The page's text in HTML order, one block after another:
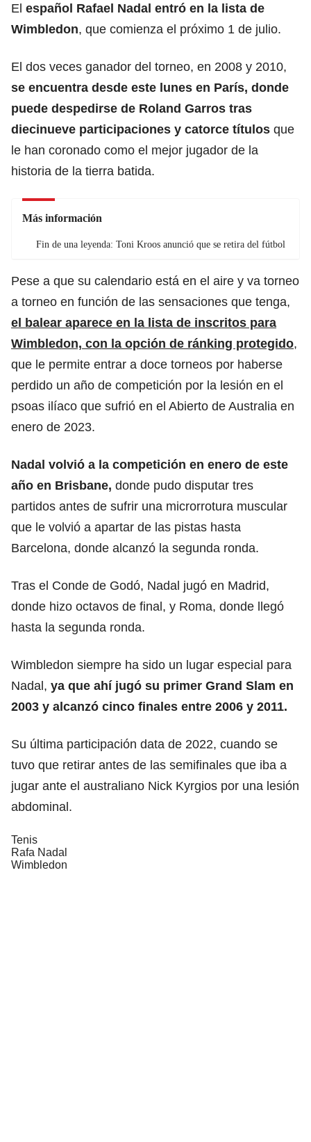
El español Rafael Nadal entró en la lista de
Wimbledon, que comienza el próximo 1 de julio.
El dos veces ganador del torneo, en 2008 y 2010,
se encuentra desde este lunes en París, donde
puede despedirse de Roland Garros tras
diecinueve participaciones y catorce títulos que
le han coronado como el mejor jugador de la
historia de la tierra batida.
Más información
Fin de una leyenda: Toni Kroos anunció que se retira del fútbol
Pese a que su calendario está en el aire y va torneo
a torneo en función de las sensaciones que tenga,
el balear aparece en la lista de inscritos para
Wimbledon, con la opción de ránking protegido,
que le permite entrar a doce torneos por haberse
perdido un año de competición por la lesión en el
psoas ilíaco que sufrió en el Abierto de Australia en
enero de 2023.
Nadal volvió a la competición en enero de este
año en Brisbane, donde pudo disputar tres
partidos antes de sufrir una microrrotura muscular
que le volvió a apartar de las pistas hasta
Barcelona, donde alcanzó la segunda ronda.
Tras el Conde de Godó, Nadal jugó en Madrid,
donde hizo octavos de final, y Roma, donde llegó
hasta la segunda ronda.
Wimbledon siempre ha sido un lugar especial para
Nadal, ya que ahí jugó su primer Grand Slam en
2003 y alcanzó cinco finales entre 2006 y 2011.
Su última participación data de 2022, cuando se
tuvo que retirar antes de las semifinales que iba a
jugar ante el australiano Nick Kyrgios por una lesión
abdominal.
Tenis
Rafa Nadal
Wimbledon